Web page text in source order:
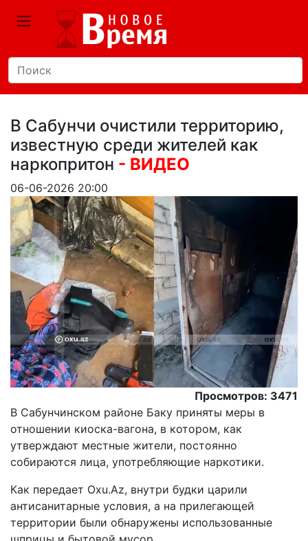
В Сабунчи очистили территорию,
известную среди жителей как
наркопритон - ВИДЕО
06-06-2026 20:00
Просмотров: 3471
В Сабунчинском районе Баку приняты меры в
отношении киоска-вагона, в котором, как
утверждают местные жители, постоянно
собираются лица, употребляющие наркотики.
Как передает Oxu.Az, внутри будки царили
антисанитарные условия, а на прилегающей
территории были обнаружены использованные